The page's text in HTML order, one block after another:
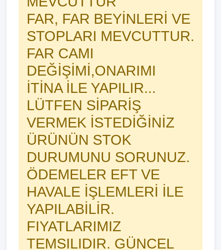
FAR, FAR BEYİNLERİ VE
STOPLARI MEVCUTTUR.
FAR CAMI
DEĞİŞİMİ,ONARIMI
İTİNA İLE YAPILIR...
LÜTFEN SİPARİŞ
VERMEK İSTEDİĞİNİZ
ÜRÜNÜN STOK
DURUMUNU SORUNUZ.
ÖDEMELER EFT VE
HAVALE İŞLEMLERİ İLE
YAPILABİLİR.
FIYATLARIMIZ
TEMSILIDIR. GÜNCEL